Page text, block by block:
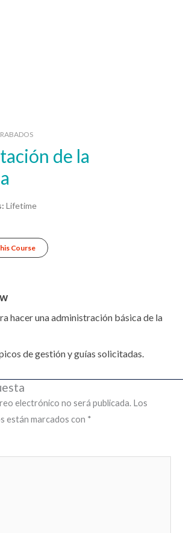
Lifetime
Course
hacer una administración básica de la
de gestión y guías solicitadas.
electrónico no será publicada. Los
están marcados con *